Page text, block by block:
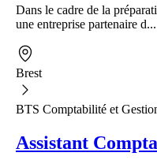
Dans le cadre de la
une entreprise partenaire d...
Brest
BTS Comptabilité et
Assistant